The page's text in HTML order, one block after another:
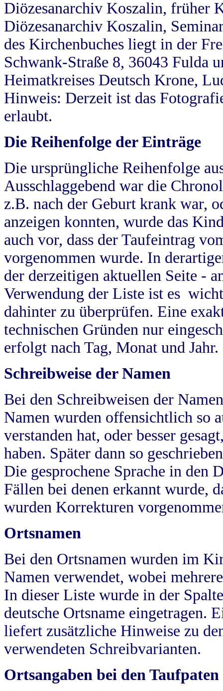
Diözesanarchiv Koszalin, früher
Diözesanarchiv Koszalin,
des Kirchenbuches liegt in der
Schwank-Straße 8, 36043 Fulda
Heimatkreises Deutsch Krone,
Hinweis: Derzeit ist das
erlaubt.
Die Reihenfolge der Einträge
Die ursprüngliche Reihenfolge
Ausschlaggebend war die
z.B. nach der Geburt krank war,
anzeigen konnten, wurde das
auch vor, dass der Taufeintrag
vorgenommen wurde. In
der derzeitigen aktuellen Seite -
Verwendung der Liste ist es
dahinter zu überprüfen. Eine
technischen Gründen nur
erfolgt nach Tag, Monat und Jahr.
Schreibweise der Namen
Bei den Schreibweisen der
Namen wurden offensichtlich so
verstanden hat, oder besser
haben. Später dann so
Die gesprochene Sprache in
Fällen bei denen erkannt wurde,
wurden Korrekturen
Ortsnamen
Bei den Ortsnamen wurden im
Namen verwendet, wobei
In dieser Liste wurde in der
deutsche Ortsname eingetragen.
liefert zusätzliche Hinweise zu
verwendeten Schreibvarianten.
Ortsangaben bei den Taufpaten